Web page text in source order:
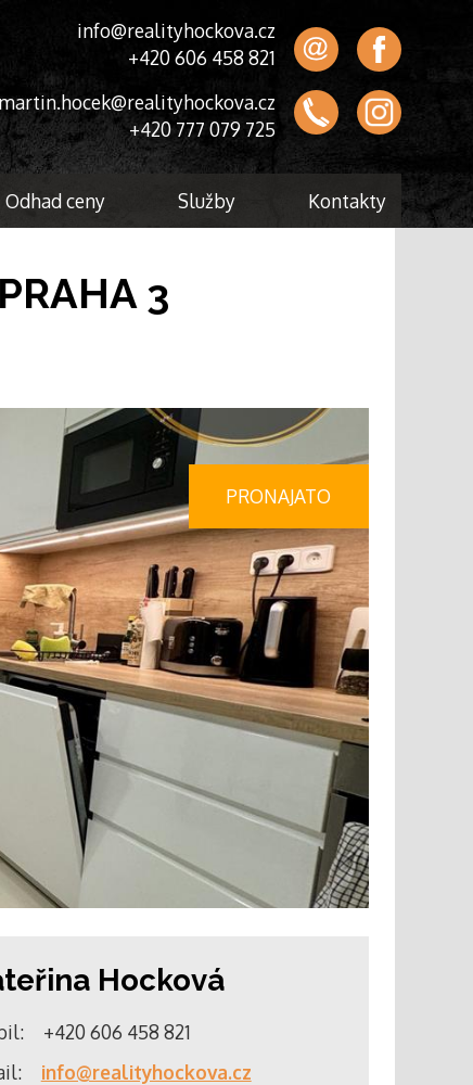
info@realityhockova.cz
+420 606 458 821
martin.hocek@realityhockova.cz
+420 777 079 725
Odhad ceny Služby Kontakty
3
PRONAJATO
Hocková
+420 606 458 821
info@realityhockova.cz